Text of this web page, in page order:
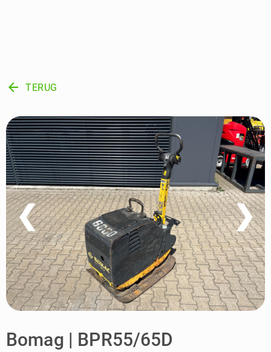
arrow_back TERUG
❮ ❯
Bomag | BPR55/65D